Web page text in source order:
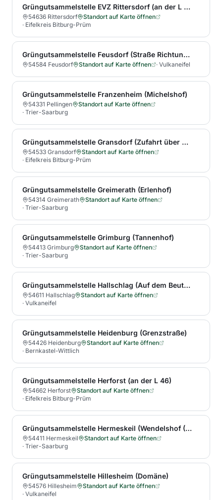
Grüngutsammelstelle EVZ Rittersdorf (an der L 9, Ortsteil Bildchen)
54636 Rittersdorf
Standort auf Karte öffnen
· Eifelkreis Bitburg-Prüm
Grüngutsammelstelle Feusdorf (Straße Richtung Birgel)
54584 Feusdorf Standort auf Karte öffnen · Vulkaneifel
Grüngutsammelstelle Franzenheim (Michelshof)
54331 Pellingen
Standort auf Karte öffnen
· Trier-Saarburg
Grüngutsammelstelle Gransdorf (Zufahrt über Kirchstraße)
54533 Gransdorf
Standort auf Karte öffnen
· Eifelkreis Bitburg-Prüm
Grüngutsammelstelle Greimerath (Erlenhof)
54314 Greimerath
Standort auf Karte öffnen
· Trier-Saarburg
Grüngutsammelstelle Grimburg (Tannenhof)
54413 Grimburg
Standort auf Karte öffnen
· Trier-Saarburg
Grüngutsammelstelle Hallschlag (Auf dem Beutel 5)
54611 Hallschlag
Standort auf Karte öffnen
· Vulkaneifel
Grüngutsammelstelle Heidenburg (Grenzstraße)
54426 Heidenburg
Standort auf Karte öffnen
· Bernkastel-Wittlich
Grüngutsammelstelle Herforst (an der L 46)
54662 Herforst
Standort auf Karte öffnen
· Eifelkreis Bitburg-Prüm
Grüngutsammelstelle Hermeskeil (Wendelshof (Nähe Hela-Profizentrum))
54411 Hermeskeil
Standort auf Karte öffnen
· Trier-Saarburg
Grüngutsammelstelle Hillesheim (Domäne)
54576 Hillesheim
Standort auf Karte öffnen
· Vulkaneifel